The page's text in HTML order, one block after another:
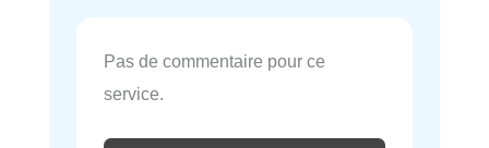
Pas de commentaire pour ce
service.